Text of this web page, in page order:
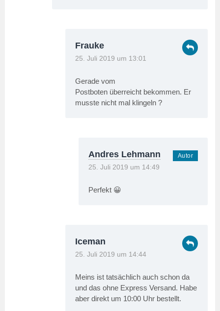
Frauke
25. Juli 2019 um 13:01
Gerade vom
Postboten überreicht bekommen. Er
musste nicht mal klingeln ?
Andres Lehmann
25. Juli 2019 um 14:49
Perfekt 😀
Iceman
25. Juli 2019 um 14:44
Meins ist tatsächlich auch schon da
und das ohne Express Versand. Habe
aber direkt um 10:00 Uhr bestellt.